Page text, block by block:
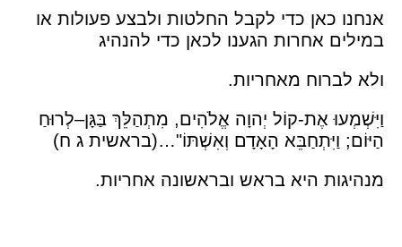
אנחנו כאן כדי לקבל החלטות ולבצע פעולות או
במילים אחרות הגענו לכאן כדי להנהיג
ולא לברוח מאחריות.
וַיִּשְׁמְעוּ אֶת-קוֹל יְהוָה אֱלֹהִים, מִתְהַלֵּךְ בַּגָּן–לְרוּחַ
הַיּוֹם; וַיִּתְחַבֵּא הָאָדָם וְאִשְׁתּוֹ"…(בראשית ג ח)
מנהיגות היא בראש ובראשונה אחריות.